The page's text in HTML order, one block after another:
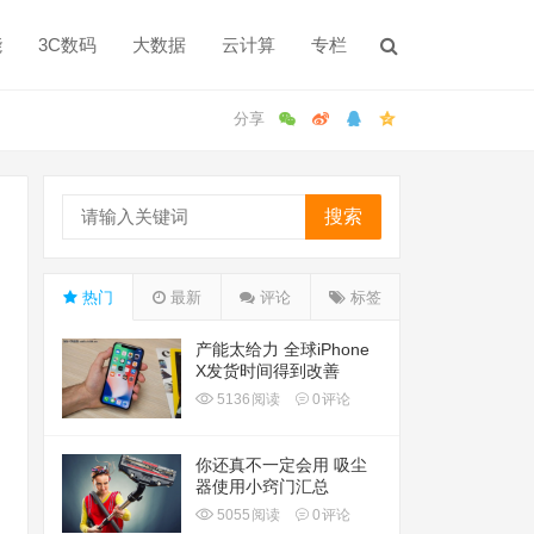
3C数码 大数据 云计算 专栏
搜索
热门 最新 评论 标签
产能太给力 全球iPhone
X发货时间得到改善
5136 阅读 0评论
你还真不一定会用 吸尘
器使用小窍门汇总
5055 阅读 0评论